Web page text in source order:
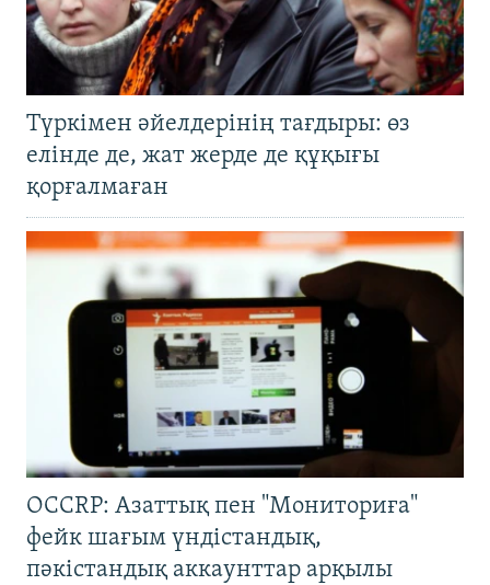
Түркімен әйелдерінің тағдыры: өз
елінде де, жат жерде де құқығы
қорғалмаған
OCCRP: Азаттық пен "Мониториға"
фейк шағым үндістандық,
пәкістандық аккаунттар арқылы